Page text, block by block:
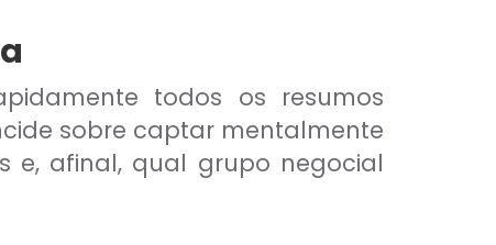
todos os resumos
sobre captar mentalmente
e, afinal, qual grupo negocial